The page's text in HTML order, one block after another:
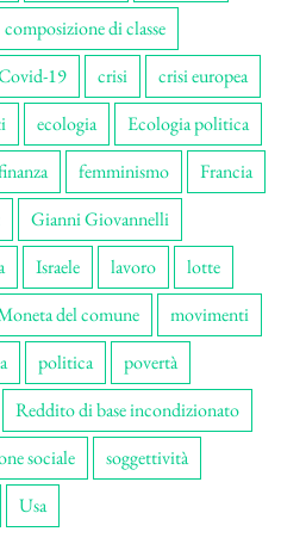
composizione di classe
19 crisi
crisi europea
ecologia
Ecologia politica
femminismo
Francia
Gianni Giovannelli
Israele lavoro
lotte
del comune
movimenti
politica
povertà
Reddito di base incondizionato
sociale
soggettività
Usa